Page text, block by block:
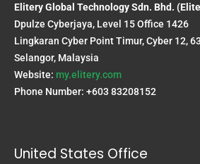
Elitery Global Technology Sdn. Bhd.
Dpulze Cyberjaya, Level 15 Office 1426
Lingkaran Cyber Point Timur, Cyber 12,
Selangor, Malaysia
Website: my.elitery.com
Phone Number: +603 83208152
United States Office